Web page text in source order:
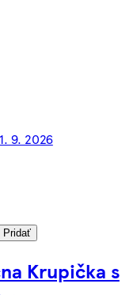
9. 2026
Pridať
Krupička s